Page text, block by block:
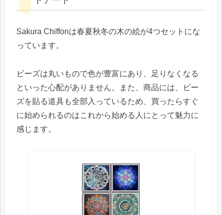
Sakura Chiffonは春夏秋冬の木の絵が4つセットにな
っています。
ビーズは丸いもので色が豊富にあり、足りなくなる
といった心配がありません。また、商品には、ビー
ズを貼る道具も全部入っているため、買ったらすぐ
に始められるのはこれから始める人にとって魅力に
感じます。